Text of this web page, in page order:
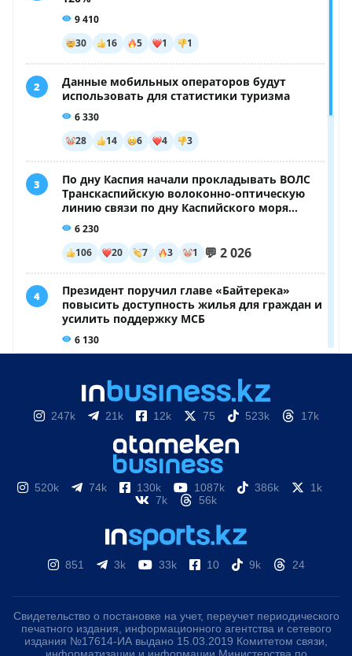
247k 21k 12k 75 523k 17k
520k 74k 130k 1087k 386k
1k
7k
56k
851 3k 33k 10 9k 24
Свидетельство о постановке на учет, переучет периодического
печатного издания, информационного агентства и сетевого
издания №17614-ИА выдано 15.03.2019 Комитетом связи,